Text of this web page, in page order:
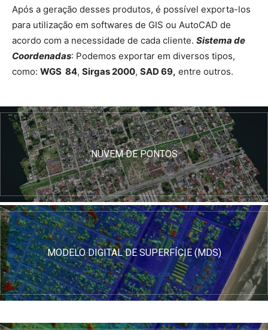
Após a geração desses produtos, é possível exporta-los
para utilização em softwares de GIS ou AutoCAD de
acordo com a necessidade de cada cliente. Sistema de
Coordenadas: Podemos exportar em diversos tipos,
como: WGS 84, Sirgas 2000, SAD 69, entre outros.
NUVEM DE PONTOS
MODELO DIGITAL DE SUPERFÍCIE (MDS)